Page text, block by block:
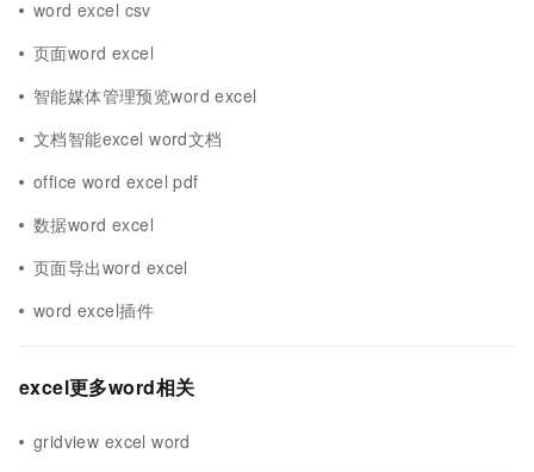
word excel csv
页面word excel
智能媒体管理预览word excel
文档智能excel word文档
office word excel pdf
数据word excel
页面导出word excel
word excel插件
excel更多word相关
gridview excel word